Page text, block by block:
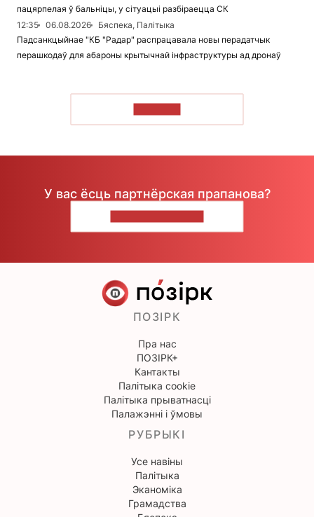
пацярпелая ў бальніцы, у сітуацыі разбіраецца СК
12:35
06.08.2026
Бяспека, Палітыка
Падсанкцыйнае "КБ "Радар" распрацавала новы перадатчык
перашкодаў для абароны крытычнай інфраструктуры ад дронаў
У вас ёсць партнёрская прапанова?
ПОЗІРК
Пра нас
ПОЗІРК+
Кантакты
Палітыка cookie
Палітыка прыватнасці
Палажэнні і ўмовы
РУБРЫКІ
Усе навіны
Палітыка
Эканоміка
Грамадства